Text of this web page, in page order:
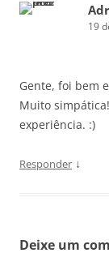
19
Gente, foi bem
Muito
experiência. :)
Responder ↓
Deixe um